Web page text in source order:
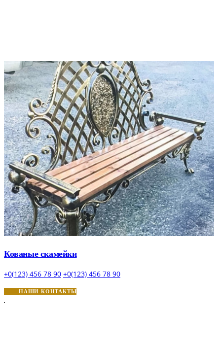
Кованые скамейки
+0(123) 456 78 90 +0(123) 456 78 90
НАШИ КОНТАКТЫ